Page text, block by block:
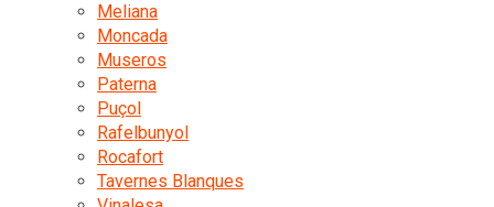
Meliana
Moncada
Museros
Paterna
Puçol
Rafelbunyol
Rocafort
Tavernes Blanques